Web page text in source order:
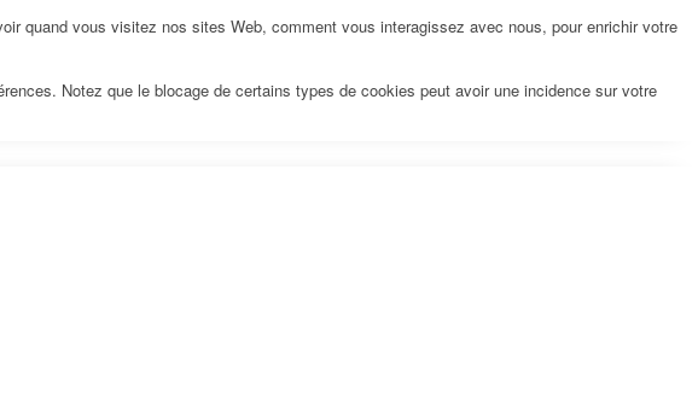
quand vous visitez nos sites Web, comment vous interagissez avec nous, pour enrichir votre
Notez que le blocage de certains types de cookies peut avoir une incidence sur votre